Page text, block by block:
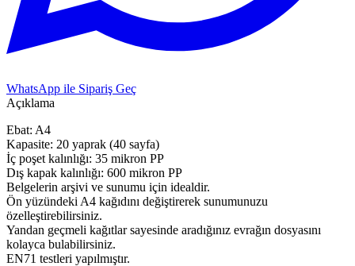
WhatsApp ile Sipariş Geç
Açıklama
Ebat: A4
Kapasite: 20 yaprak (40 sayfa)
İç poşet kalınlığı: 35 mikron PP
Dış kapak kalınlığı: 600 mikron PP
Belgelerin arşivi ve sunumu için idealdir.
Ön yüzündeki A4 kağıdını değiştirerek sunumunuzu
özelleştirebilirsiniz.
Yandan geçmeli kağıtlar sayesinde aradığınız evrağın dosyasını
kolayca bulabilirsiniz.
EN71 testleri yapılmıştır.